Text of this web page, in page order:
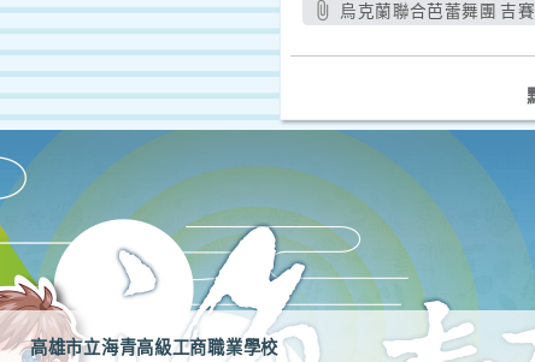
烏克蘭聯合芭蕾舞團 吉
高雄市立海青高級工商職業學校